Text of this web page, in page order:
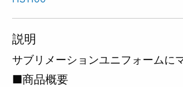
説明
サブリメーションユニフォームに
■商品概要